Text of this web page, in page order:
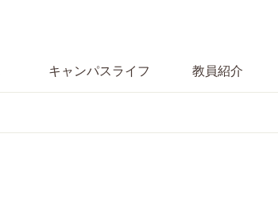
キャンパスライフ 教員紹介